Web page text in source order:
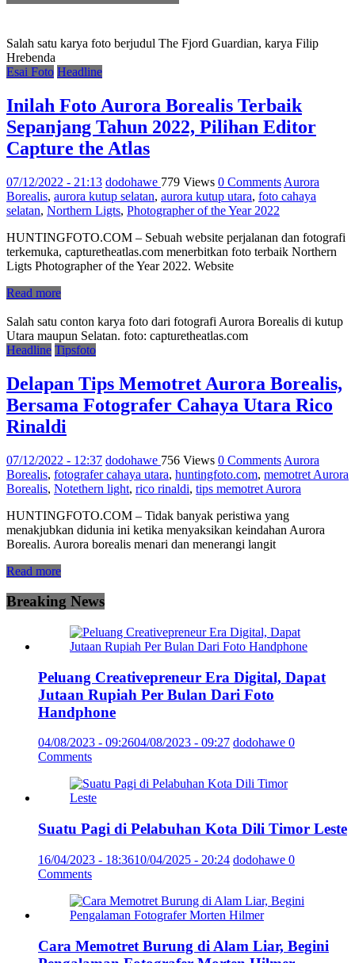
Salah satu karya foto berjudul The Fjord Guardian, karya Filip
Hrebenda
Esai Foto Headline
Inilah Foto Aurora Borealis Terbaik
Sepanjang Tahun 2022, Pilihan Editor
Capture the Atlas
07/12/2022 - 21:13 dodohawe 779 Views 0 Comments Aurora
Borealis, aurora kutup selatan, aurora kutup utara, foto cahaya
selatan, Northern Ligts, Photographer of the Year 2022
HUNTINGFOTO.COM – Sebuah website perjalanan dan fotografi
terkemuka, capturetheatlas.com menerbitkan foto terbaik Northern
Ligts Photographer of the Year 2022. Website
Read more
Salah satu conton karya foto dari fotografi Aurora Borealis di kutup
Utara maupun Selatan. foto: capturetheatlas.com
Headline Tipsfoto
Delapan Tips Memotret Aurora Borealis,
Bersama Fotografer Cahaya Utara Rico
Rinaldi
07/12/2022 - 12:37 dodohawe 756 Views 0 Comments Aurora
Borealis, fotografer cahaya utara, huntingfoto.com, memotret Aurora
Borealis, Notethern light, rico rinaldi, tips memotret Aurora
HUNTINGFOTO.COM – Tidak banyak peristiwa yang
menakjubkan didunia ini ketika menyaksikan keindahan Aurora
Borealis. Aurora borealis menari dan menerangi langit
Read more
Breaking News
Peluang Creativepreneur Era Digital, Dapat
Jutaan Rupiah Per Bulan Dari Foto
Handphone
04/08/2023 - 09:2604/08/2023 - 09:27 dodohawe 0
Comments
Suatu Pagi di Pelabuhan Kota Dili Timor Leste
16/04/2023 - 18:3610/04/2025 - 20:24 dodohawe 0
Comments
Cara Memotret Burung di Alam Liar, Begini